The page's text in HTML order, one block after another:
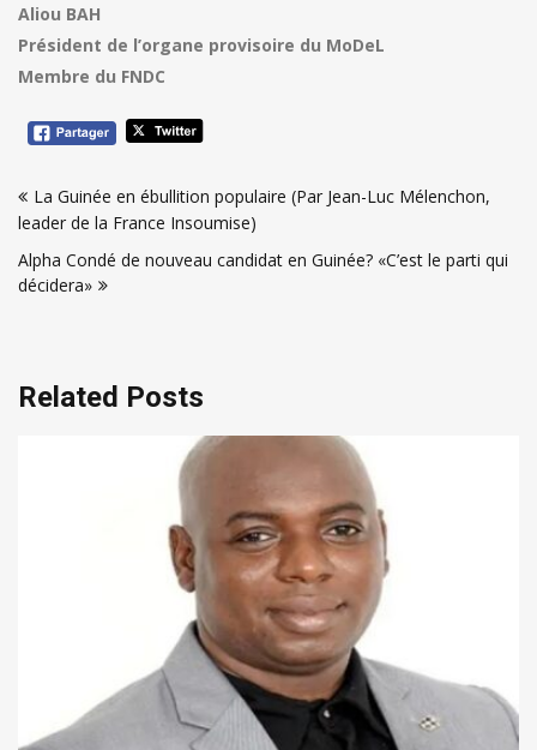
Aliou BAH
Président de l’organe provisoire du MoDeL
Membre du FNDC
de
l’article
La Guinée en ébullition populaire (Par Jean-Luc Mélenchon,
leader de la France Insoumise)
Alpha Condé de nouveau candidat en Guinée? «C’est le parti qui
décidera»
Related Posts